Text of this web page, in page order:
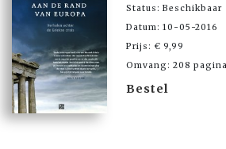
Status: Beschikbaar
Datum: 10-05-2016
Prijs: € 9,99
Omvang: 208
Bestel